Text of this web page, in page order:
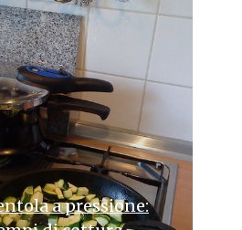
a pressione: